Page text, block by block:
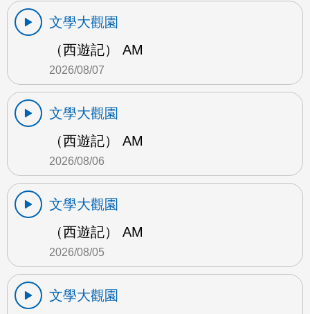
文學大觀園
（西遊記） AM
2026/08/07
文學大觀園
（西遊記） AM
2026/08/06
文學大觀園
（西遊記） AM
2026/08/05
文學大觀園